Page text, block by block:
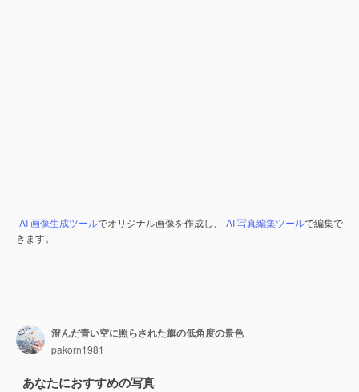
AI 画像生成ツールでオリジナル画像を作成し、 AI 写真編集ツールで編集で
きます。
澄んだ青い空に照らされた旗の低角度の景色
pakorn1981
あなたにおすすめの写真